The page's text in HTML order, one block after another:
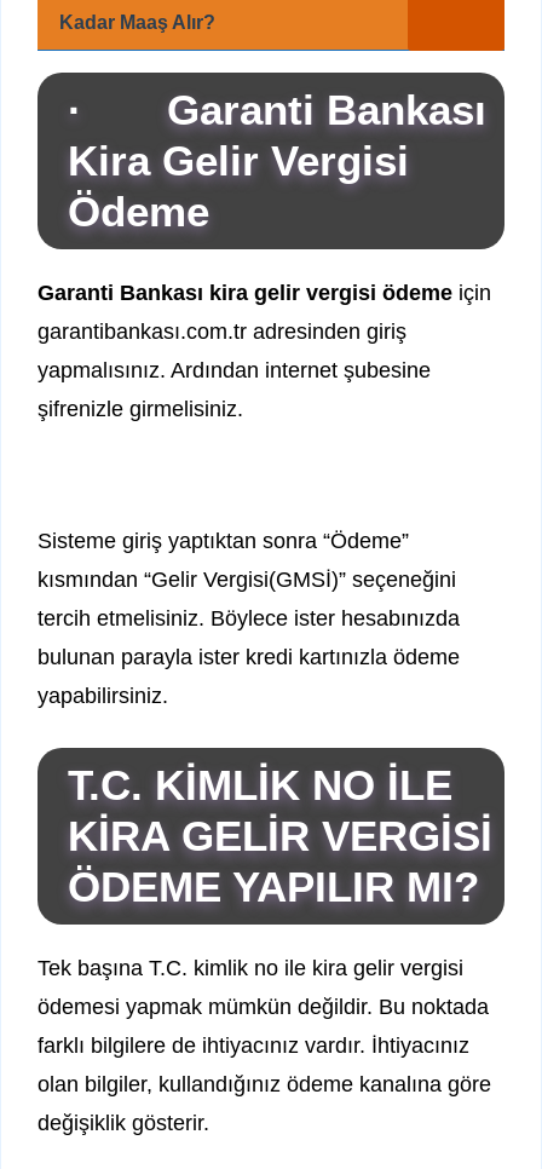
Kadar Maaş Alır?
· Garanti Bankası
Kira Gelir Vergisi
Ödeme
Garanti Bankası kira gelir vergisi ödeme için
garantibankası.com.tr adresinden giriş
yapmalısınız. Ardından internet şubesine
şifrenizle girmelisiniz.
Sisteme giriş yaptıktan sonra “Ödeme”
kısmından “Gelir Vergisi(GMSİ)” seçeneğini
tercih etmelisiniz. Böylece ister hesabınızda
bulunan parayla ister kredi kartınızla ödeme
yapabilirsiniz.
T.C. KİMLİK NO İLE
KİRA GELİR VERGİSİ
ÖDEME YAPILIR MI?
Tek başına T.C. kimlik no ile kira gelir vergisi
ödemesi yapmak mümkün değildir. Bu noktada
farklı bilgilere de ihtiyacınız vardır. İhtiyacınız
olan bilgiler, kullandığınız ödeme kanalına göre
değişiklik gösterir.